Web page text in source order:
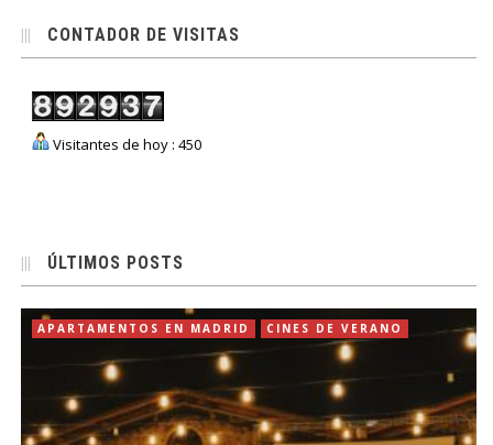
CONTADOR DE VISITAS
Visitantes de hoy : 450
ÚLTIMOS POSTS
APARTAMENTOS EN MADRID CINES DE VERANO